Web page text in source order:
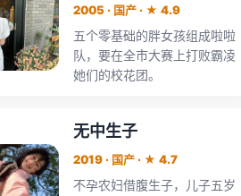
2005 · 国产 · ★ 4.9
五个零基础的胖女孩组成啦啦
队，要在全市大赛上打败霸凌
她们的校花团。
无中生子
2019 · 国产 · ★ 4.7
不孕农妇借腹生子，儿子五岁